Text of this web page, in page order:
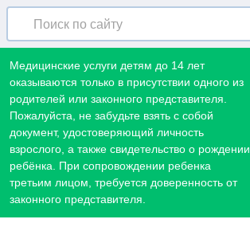
Медицинские услуги детям до 14 лет
оказываются только в присутствии одного из
родителей или законного представителя.
Пожалуйста, не забудьте взять с собой
документ, удостоверяющий личность
взрослого, а также свидетельство о рождении
ребёнка. При сопровождении ребенка
третьим лицом, требуется доверенность от
законного представителя.